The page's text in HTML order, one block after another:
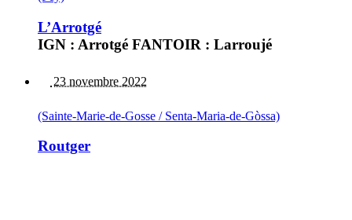
L’Arrotgé
IGN : Arrotgé FANTOIR : Larroujé
23 novembre 2022
(Sainte-Marie-de-Gosse / Senta-Maria-de-Gòssa)
Routger